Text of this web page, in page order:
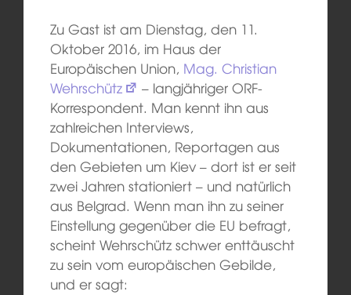
Zu Gast ist am Dienstag, den 11.
Oktober 2016, im Haus der
Europäischen Union, Mag. Christian
Wehrschütz
– langjähriger ORF-
Korrespondent. Man kennt ihn aus
zahlreichen Interviews,
Dokumentationen, Reportagen aus
den Gebieten um Kiev – dort ist er seit
zwei Jahren stationiert – und natürlich
aus Belgrad. Wenn man ihn zu seiner
Einstellung gegenüber die EU befragt,
scheint Wehrschütz schwer enttäuscht
zu sein vom europäischen Gebilde,
und er sagt: